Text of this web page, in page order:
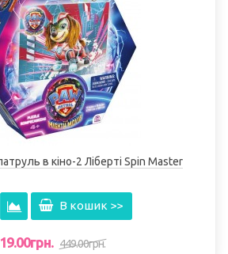
в кіно-2 Ліберті Spin Master
В кошик >>
449.00грн.